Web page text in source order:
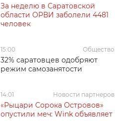
За неделю в Саратовской
области ОРВИ заболели 4481
человек
15:00 Общество
32% саратовцев одобряют
режим самозанятости
14:01 Новости партнеров
«Рыцари Сорока Островов»
опустили меч: Wink объявляет